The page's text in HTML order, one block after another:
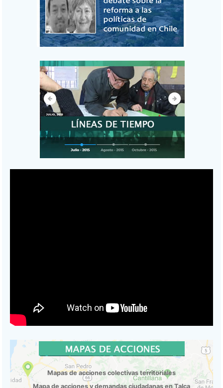
Mapas de acciones colectivas territoriales
Mapa de acciones y demandas ciudadanas en Talca